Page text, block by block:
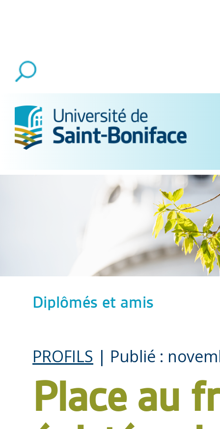
Diplômés et amis
PROFILS | Publié :
Place au